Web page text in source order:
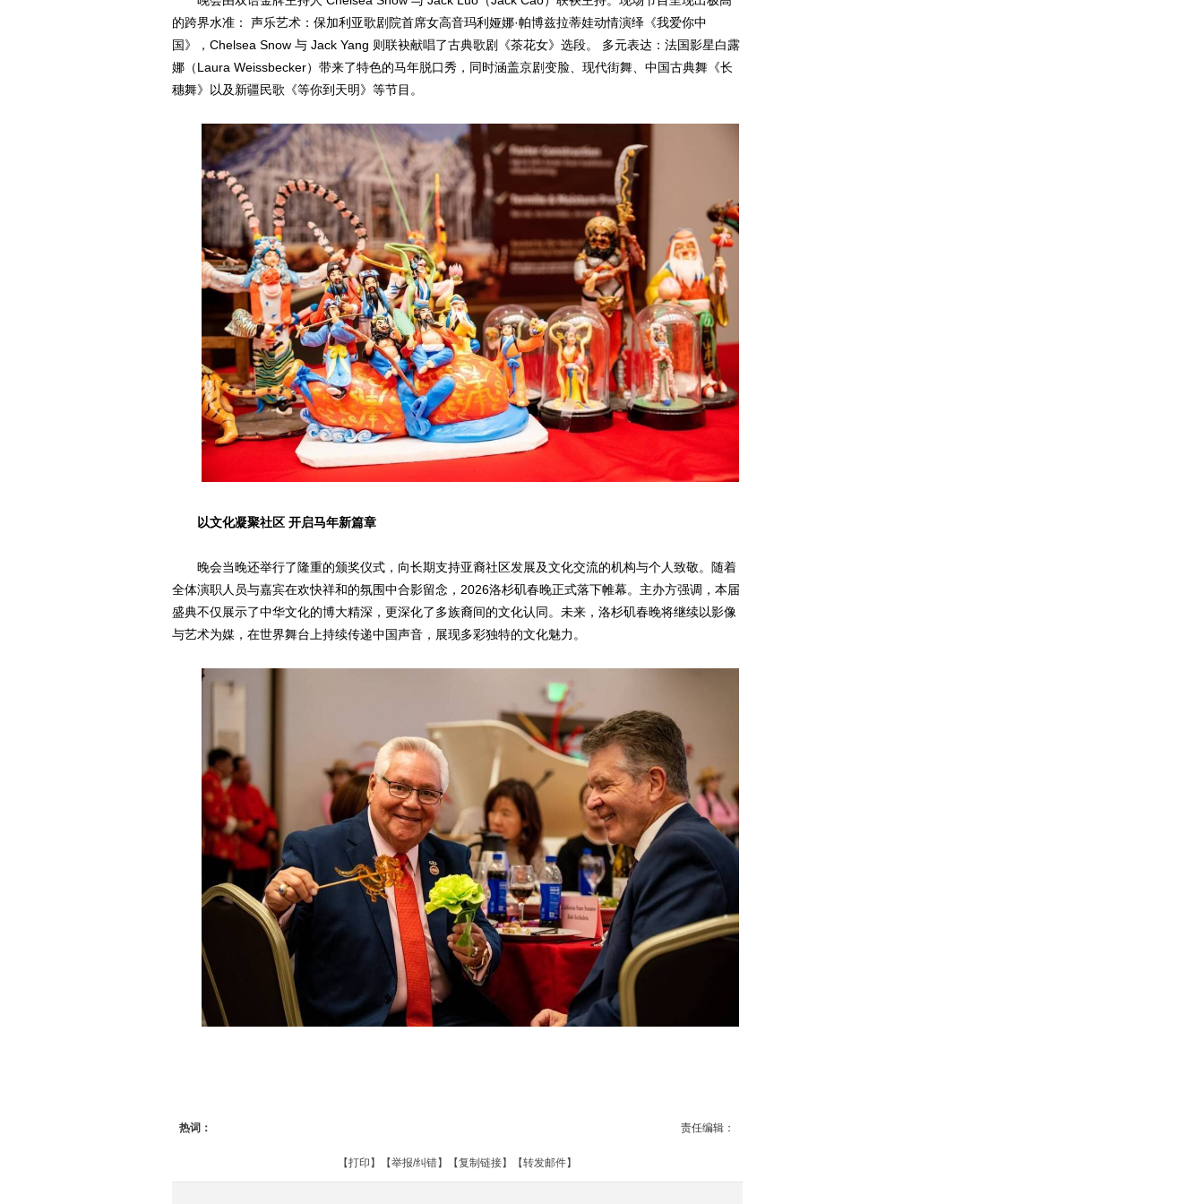
的跨界水准： 声乐艺术：保加利亚歌剧院首席女高音玛利娅娜·帕博兹拉蒂娃动情演绎《我爱你中
国》，Chelsea Snow 与 Jack Yang 则联袂献唱了古典歌剧《茶花女》选段。 多元表达：法国影星白露
娜（Laura Weissbecker）带来了特色的马年脱口秀，同时涵盖京剧变脸、现代街舞、中国古典舞《长
穗舞》以及新疆民歌《等你到天明》等节目。
以文化凝聚社区 开启马年新篇章
晚会当晚还举行了隆重的颁奖仪式，向长期支持亚裔社区发展及文化交流的机构与个人致敬。随着
全体演职人员与嘉宾在欢快祥和的氛围中合影留念，2026洛杉矶春晚正式落下帷幕。主办方强调，本届
盛典不仅展示了中华文化的博大精深，更深化了多族裔间的文化认同。未来，洛杉矶春晚将继续以影像
与艺术为媒，在世界舞台上持续传递中国声音，展现多彩独特的文化魅力。
责任编辑：
热词：
【打印 】【举报/纠错】【复制链接】【转发邮件】